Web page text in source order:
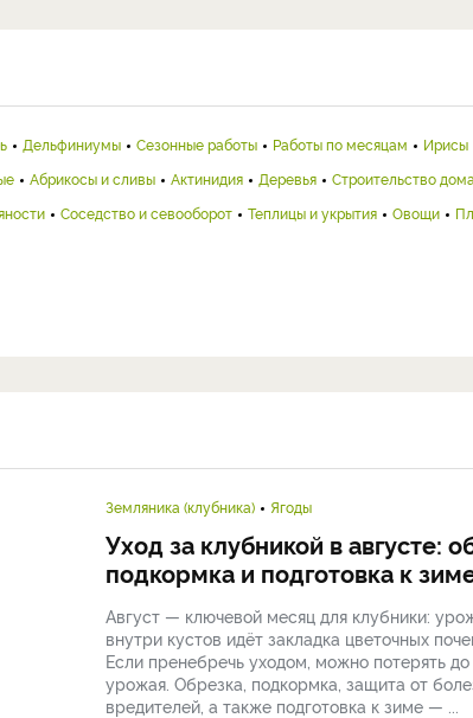
Дельфиниумы Сезонные работы Работы по месяцам
Ирисы
Абрикосы и сливы Актинидия Деревья
Строительство дома
Соседство и севооборот Теплицы и укрытия Овощи
Земляника (клубника) Ягоды
Уход за клубникой в августе:
подкормка и подготовка к
Август — ключевой месяц для клубники:
внутри кустов идёт закладка цветочных
Если пренебречь уходом, можно потерять
урожая. Обрезка, подкормка, защита от
вредителей, а также подготовка к зиме — ...